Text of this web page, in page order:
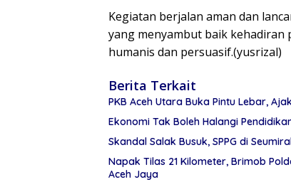
Kegiatan berjalan aman dan
yang menyambut baik kehadiran
humanis dan persuasif.(yusrizal)
Berita Terkait
PKB Aceh Utara Buka Pintu Lebar,
Ekonomi Tak Boleh Halangi
Skandal Salak Busuk, SPPG di
Napak Tilas 21 Kilometer, Brimob
Aceh Jaya